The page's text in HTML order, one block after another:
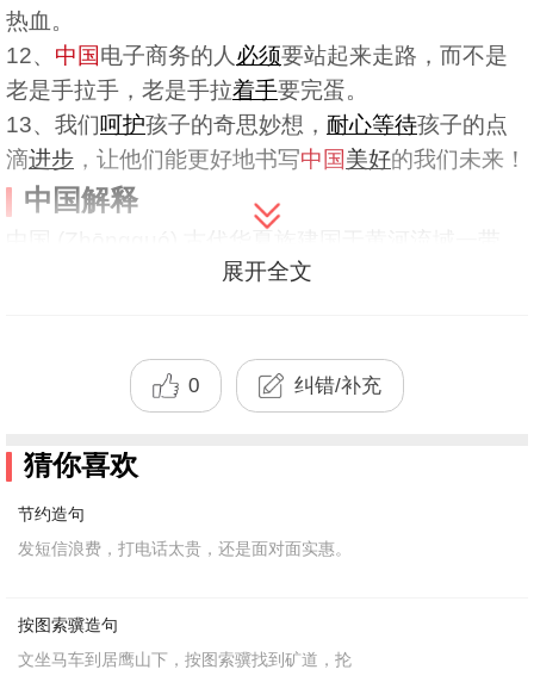
热血。
12、 中国电子商务的人 必须要站起来走路，而不是
老是手拉手，老是手拉着手要完蛋。
13、我们呵护孩子的奇思妙想， 耐心等待孩子的点
滴进步 ，让他们能更好地书写中国美好的我们未来！
中国解释
以为居天下之中,故称中国。后成为我国的专称。全
展开全文
0 纠错/补充
猜你喜欢
节约造句
发短信浪费，打电话太贵，还是面对面实惠。
按图索骥造句
文坐马车到居鹰山下，按图索骥找到矿道，抡